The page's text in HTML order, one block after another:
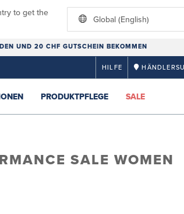
to get the
Global (English)
UND 20 CHF GUTSCHEIN BEKOMMEN
HILFE
PRODUKTPFLEGE SALE
SALE WOMEN